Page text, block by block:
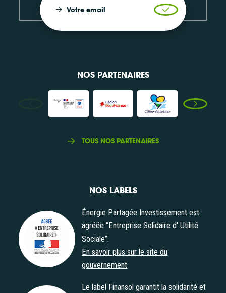
Votre email Valider
NOS PARTENAIRES
TOUS NOS PARTENAIRES
NOS LABELS
Agrément "Entreprise Solidaire d' Utilité Sociale"
Énergie Partagée Investissement est
agréée “Entreprise Solidaire d' Utilité
Sociale”.
En savoir plus sur le site du
gouvernement
Le label Finansol garantit la solidarité et